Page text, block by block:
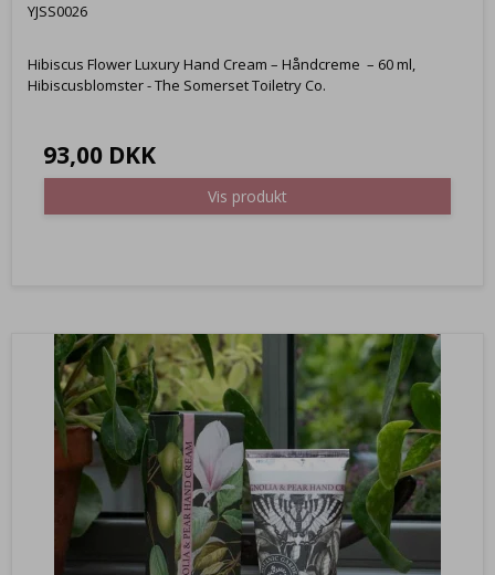
YJSS0026
Hibiscus Flower Luxury Hand Cream – Håndcreme – 60 ml,
Hibiscusblomster - The Somerset Toiletry Co.
93,00 DKK
Vis produkt